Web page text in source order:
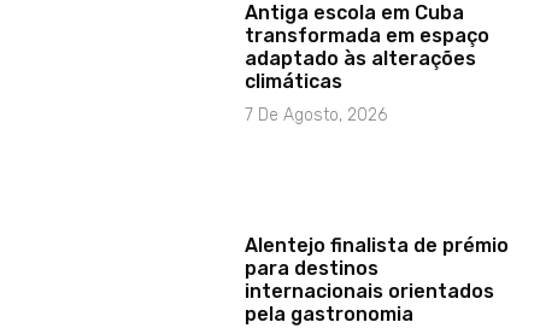
Antiga escola em Cuba
transformada em espaço
adaptado às alterações
climáticas
7 De Agosto, 2026
Alentejo finalista de prémio
para destinos
internacionais orientados
pela gastronomia